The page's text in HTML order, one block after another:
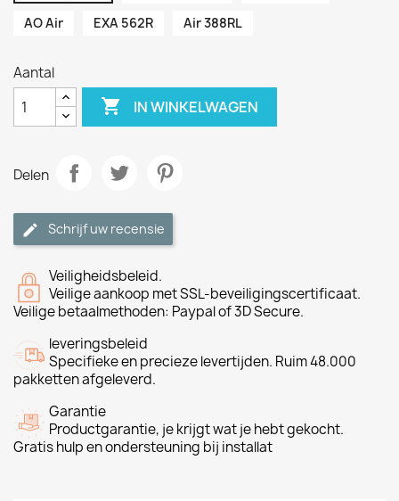
AO Air
EXA 562R Air 388RL
Aantal
 IN WINKELWAGEN
Delen
Schrijf uw recensie
Veiligheidsbeleid.
Veilige aankoop met SSL-beveiligingscertificaat.
Veilige betaalmethoden: Paypal of 3D Secure.
leveringsbeleid
Specifieke en precieze levertijden. Ruim 48.000
pakketten afgeleverd.
Garantie
Productgarantie, je krijgt wat je hebt gekocht.
Gratis hulp en ondersteuning bij installat